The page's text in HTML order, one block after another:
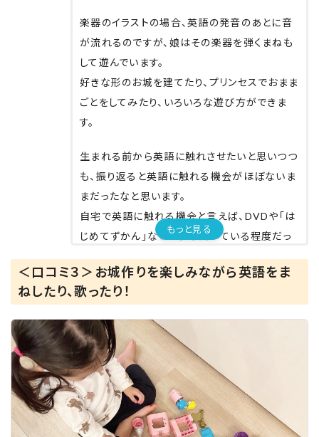
楽器のイラストの場合、英語の発音のあとに音
が流れるのですが、娘はその楽器を弾くまねも
して遊んでいます。
好きな形のお城を建てたり、プリンセスでおまま
ごとをしてみたり、いろいろな遊び方ができま
す。
生まれる前から英語に触れさせたいと思いつつ
も、振り返ると英語に触れる機会がほぼないま
まだったなと思います。
自宅で英語に触れる機会と言えば、DVDや「は
じめてずかん」などで少し聞いている程度だっ
ッスルで遊びながら学べるのはすごくうれしか
ったです。
ブロックをはめ込まずに英語で言えるイラスト
も出てきたので、このまま英語を覚えていってほ
しいです。
もっと見る
＜口コミ３＞お城作りを楽しみながら英語をま
ねしたり、歌ったり！